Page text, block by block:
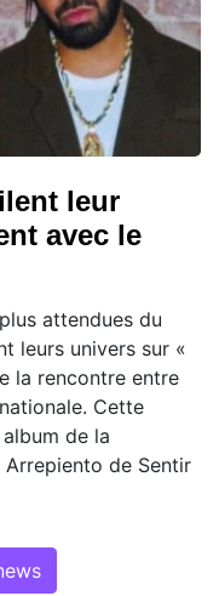
leur
avec le
attendues du
leurs univers sur «
la rencontre entre
Cette
de la
de Sentir